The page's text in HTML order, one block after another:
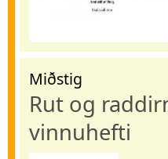
Miðstig
Rut og
vinnuhefti